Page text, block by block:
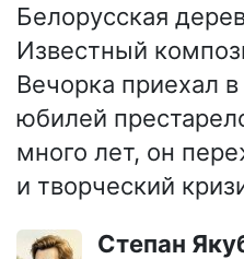
Белорусская
Известный
Вечорка приехал
юбилей
много лет, он
и творческий
Степан